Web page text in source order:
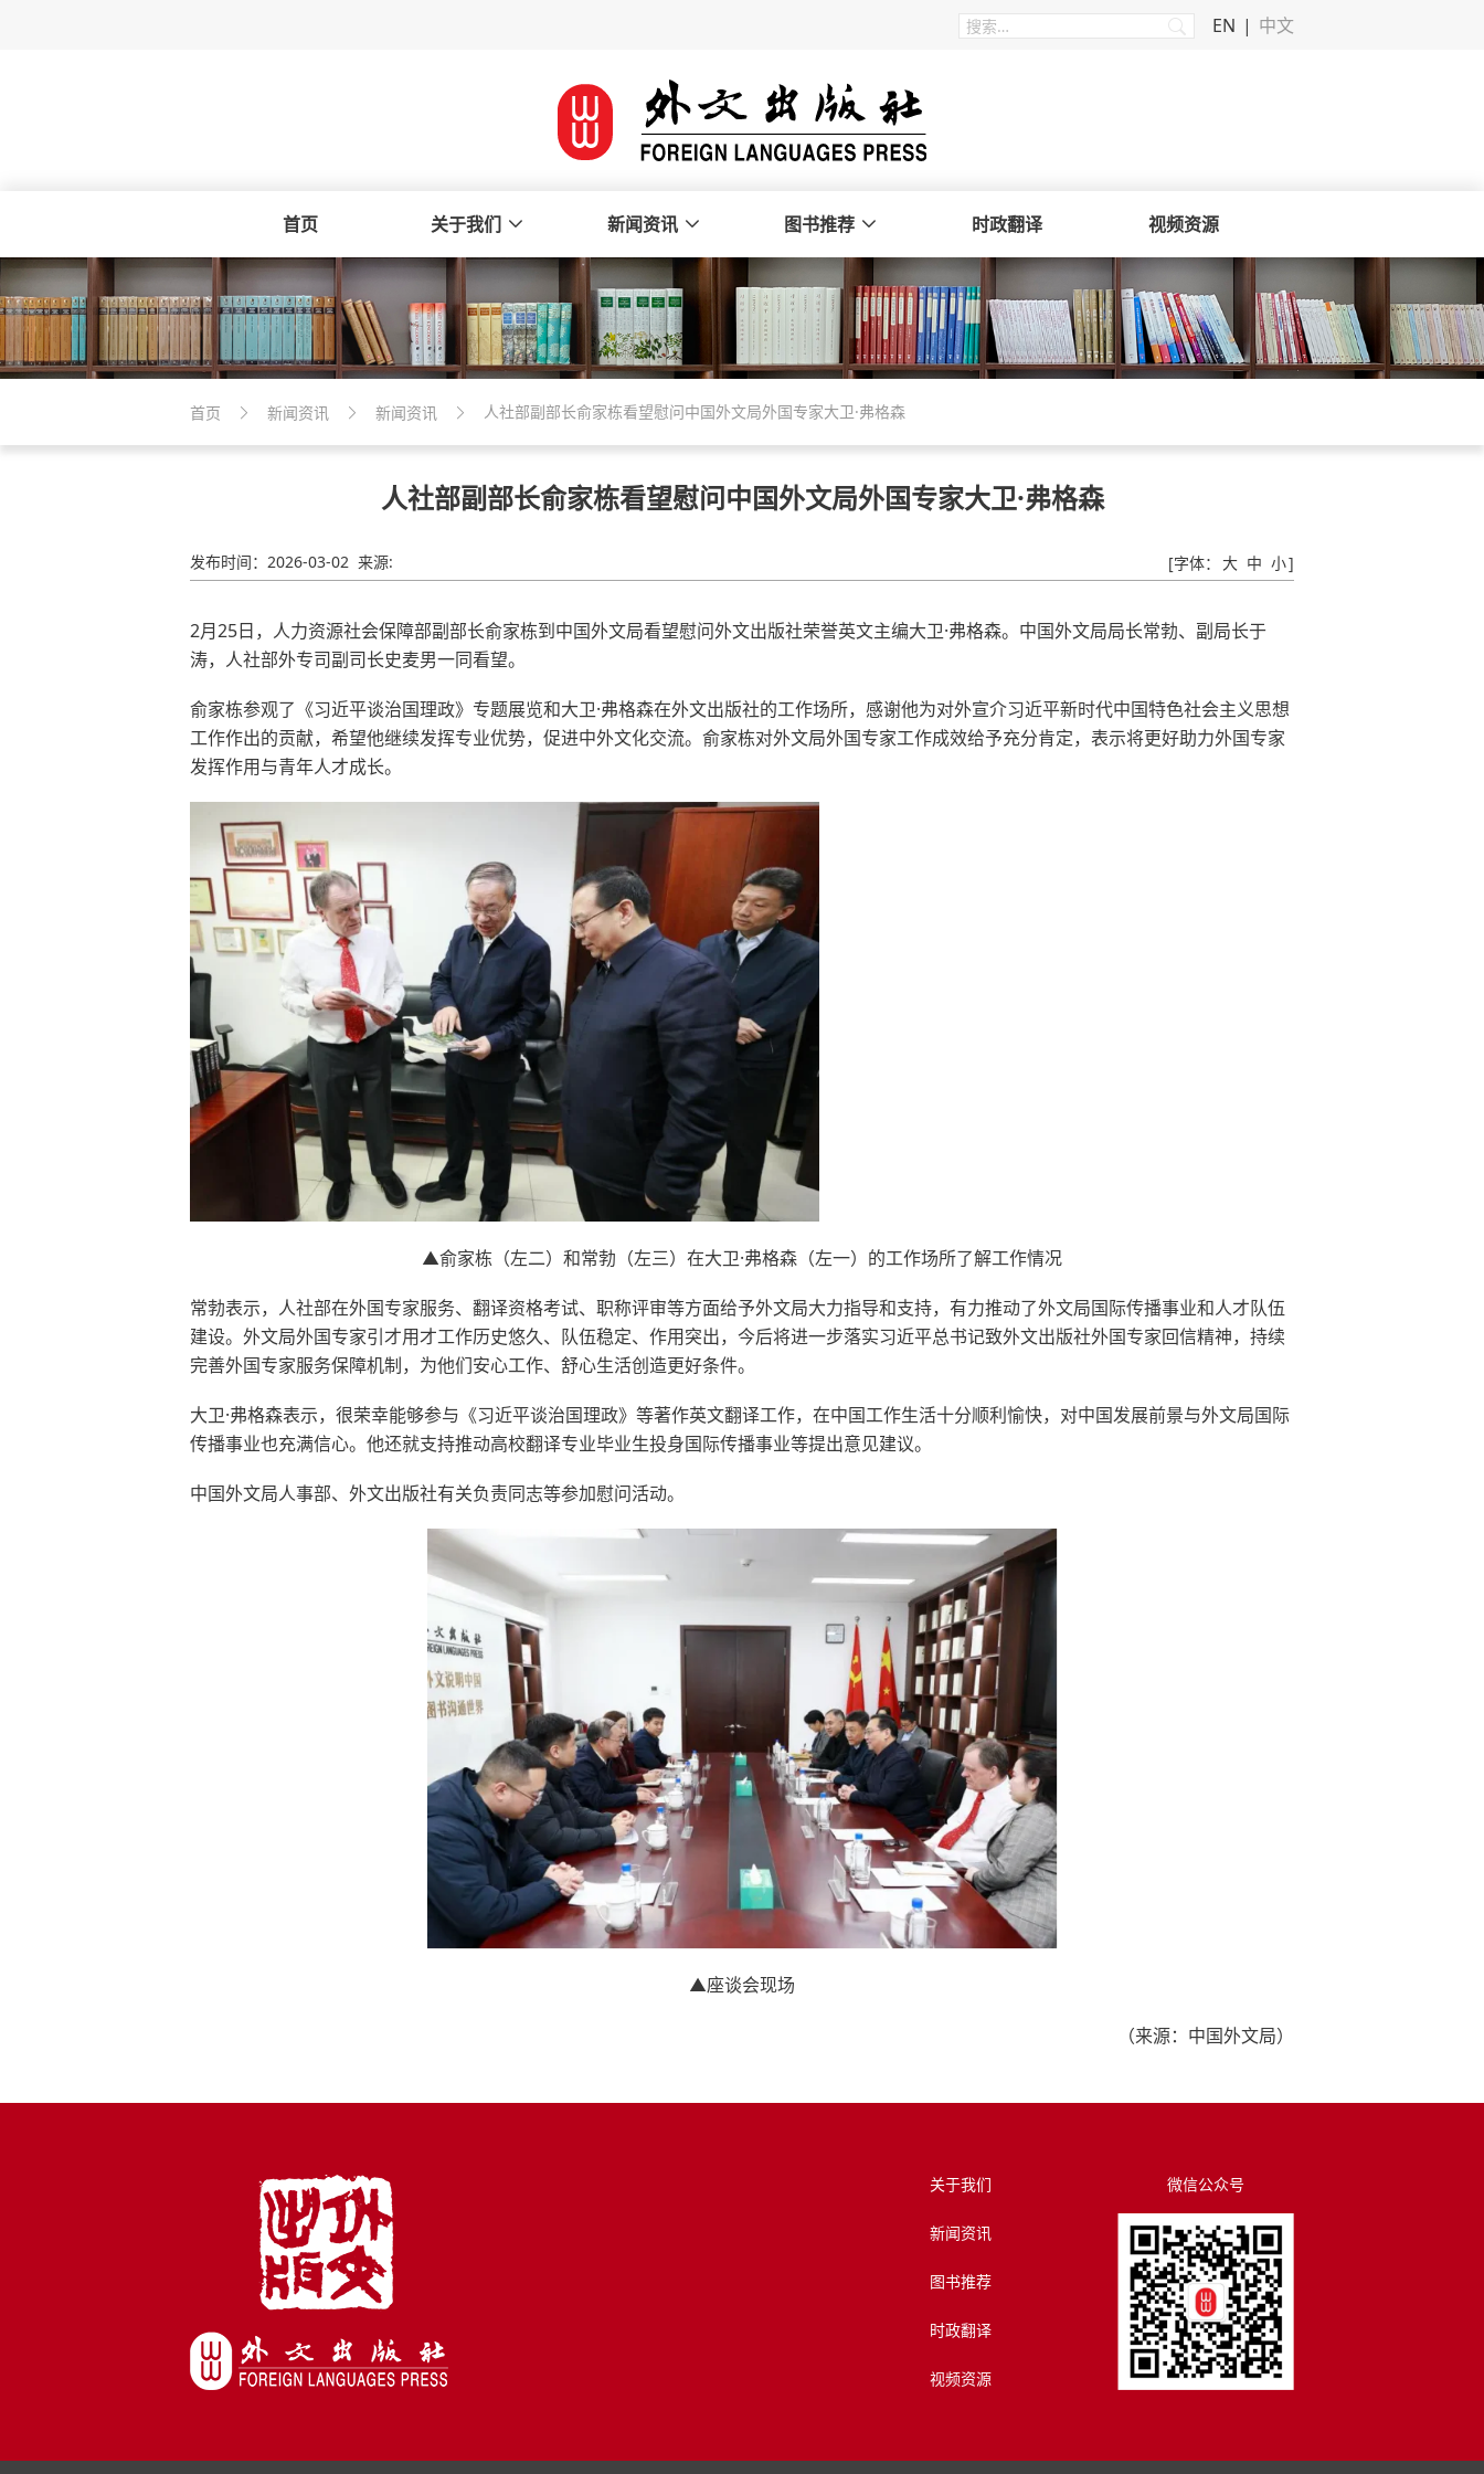
EN 中文
首页 关于我们 新闻资讯 图书推荐 时政翻译 视频资源
首页 新闻资讯 新闻资讯 人社部副部长俞家栋看望慰问中国外文局外国专家大卫·弗格森
人社部副部长俞家栋看望慰问中国外文局外国专家大卫·弗格森
发布时间： 2026-03-02 来源: [字体： 大 中 小]
2月25日，人力资源社会保障部副部长俞家栋到中国外文局看望慰问外文出版社荣誉英文主编大卫·弗格森。中国外文局局长常勃、副局长于
涛，人社部外专司副司长史麦男一同看望。
俞家栋参观了《习近平谈治国理政》专题展览和大卫·弗格森在外文出版社的工作场所，感谢他为对外宣介习近平新时代中国特色社会主义思想
工作作出的贡献，希望他继续发挥专业优势，促进中外文化交流。俞家栋对外文局外国专家工作成效给予充分肯定，表示将更好助力外国专家
发挥作用与青年人才成长。
▲俞家栋（左二）和常勃（左三）在大卫·弗格森（左一）的工作场所了解工作情况
常勃表示，人社部在外国专家服务、翻译资格考试、职称评审等方面给予外文局大力指导和支持，有力推动了外文局国际传播事业和人才队伍
建设。外文局外国专家引才用才工作历史悠久、队伍稳定、作用突出，今后将进一步落实习近平总书记致外文出版社外国专家回信精神，持续
完善外国专家服务保障机制，为他们安心工作、舒心生活创造更好条件。
大卫·弗格森表示，很荣幸能够参与《习近平谈治国理政》等著作英文翻译工作，在中国工作生活十分顺利愉快，对中国发展前景与外文局国际
传播事业也充满信心。他还就支持推动高校翻译专业毕业生投身国际传播事业等提出意见建议。
中国外文局人事部、外文出版社有关负责同志等参加慰问活动。
▲座谈会现场
（来源：中国外文局）
关于我们
新闻资讯
图书推荐
时政翻译
视频资源
微信公众号